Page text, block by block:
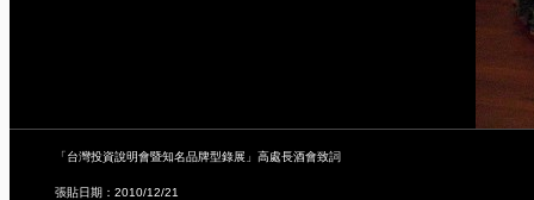
「台灣投資說明會暨知名品牌型錄展」高處長酒會致詞
張貼日期：2010/12/21